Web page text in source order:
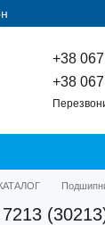
+38
+38